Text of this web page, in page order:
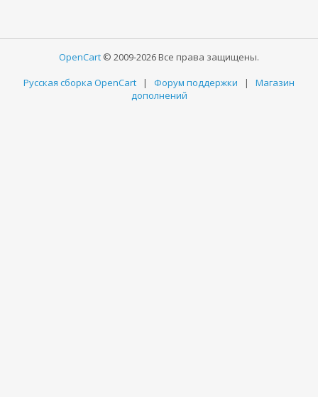
OpenCart © 2009-2026 Все права защищены.
Русская сборка OpenCart | Форум поддержки | Магазин
дополнений